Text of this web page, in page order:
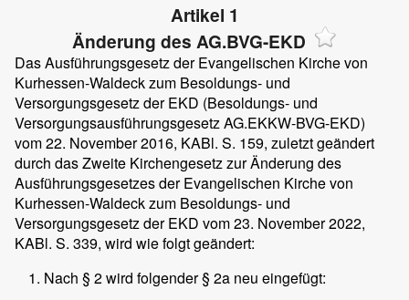
Artikel 1
Änderung des AG.BVG-EKD
Das Ausführungsgesetz der Evangelischen Kirche von
Kurhessen-Waldeck zum Besoldungs- und
Versorgungsgesetz der EKD (Besoldungs- und
Versorgungsausführungsgesetz AG.EKKW-BVG-EKD)
vom 22. November 2016, KABl. S. 159, zuletzt geändert
durch das Zweite Kirchengesetz zur Änderung des
Ausführungsgesetzes der Evangelischen Kirche von
Kurhessen-Waldeck zum Besoldungs- und
Versorgungsgesetz der EKD vom 23. November 2022,
KABl. S. 339, wird wie folgt geändert:
Nach § 2 wird folgender § 2a neu eingefügt: